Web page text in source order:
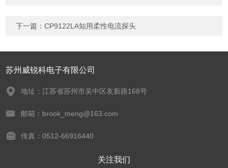
下一篇：CP9122LA知用柔性电流探头
苏州威锐科电子有限公司
地址：江苏省苏州市吴中区友新路168号
邮箱：brook_meng@163.com
传真：0512-66916440
关注我们